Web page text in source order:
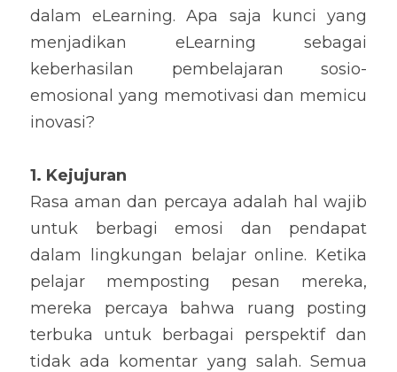
dalam eLearning. Apa saja kunci yang
menjadikan eLearning sebagai
keberhasilan pembelajaran sosio-
emosional yang memotivasi dan memicu
inovasi?
1. Kejujuran
Rasa aman dan percaya adalah hal wajib
untuk berbagi emosi dan pendapat
dalam lingkungan belajar online. Ketika
pelajar memposting pesan mereka,
mereka percaya bahwa ruang posting
terbuka untuk berbagai perspektif dan
tidak ada komentar yang salah. Semua